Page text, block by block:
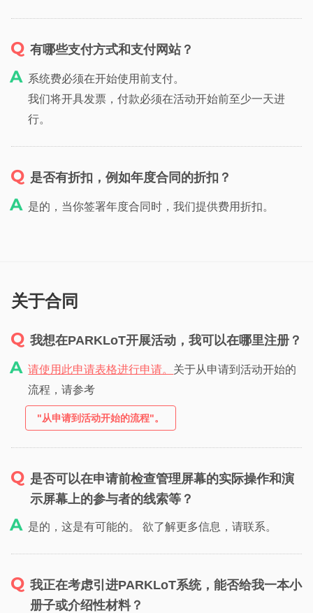
有哪些支付方式和支付网站？
系统费必须在开始使用前支付。
我们将开具发票，付款必须在活动开始前至少一天进
行。
是否有折扣，例如年度合同的折扣？
是的，当你签署年度合同时，我们提供费用折扣。
关于合同
我想在PARKLoT开展活动，我可以在哪里注册？
请使用此申请表格进行申请。 关于从申请到活动开始的
流程，请参考
"从申请到活动开始的流程"。
是否可以在申请前检查管理屏幕的实际操作和演
示屏幕上的参与者的线索等？
是的，这是有可能的。 欲了解更多信息，请联系。
我正在考虑引进PARKLoT系统，能否给我一本小
册子或介绍性材料？